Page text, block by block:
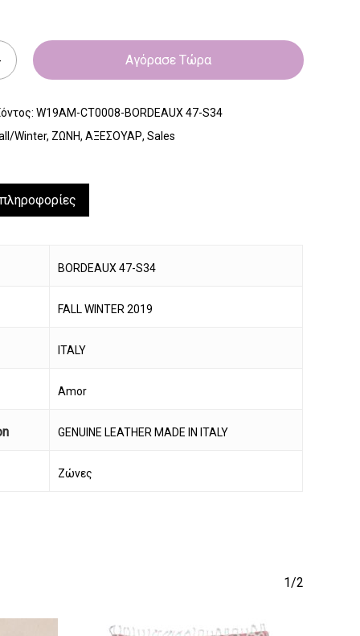
Αγόρασε Τώρα
W19AM-CT0008-BORDEAUX 47-S34
Winter, ΖΩΝΗ,ΑΞΕΣΟΥΑΡ,Sales
BORDEAUX 47-S34
FALL WINTER 2019
ITALY
Amor
GENUINE LEATHER MADE IN ITALY
Ζώνες
1/2